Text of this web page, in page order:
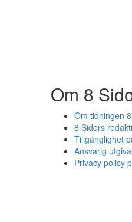
Om 8
Om tidningen
8 Sidors
Tillgänglighet
Ansvarig
Privacy policy